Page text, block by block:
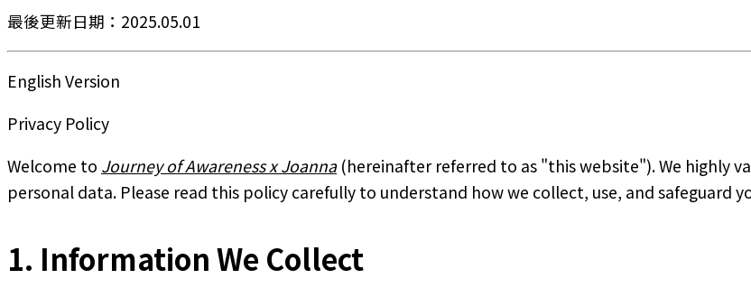
最後更新日期：2025.05.01
English Version
Privacy Policy
Welcome to Journey of Awareness x Joanna(hereinafter referred to as "this website"). We highly
personal data. Please read this policy carefully to understand how we collect, use, and safeguard
1. Information We Collect